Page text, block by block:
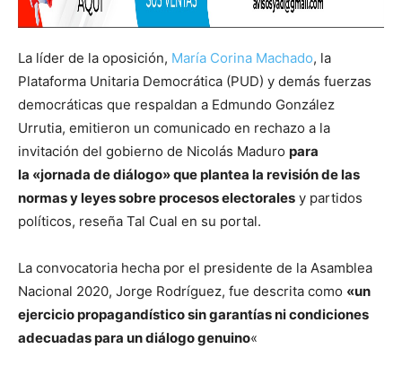
La líder de la oposición, María Corina Machado, la
Plataforma Unitaria Democrática (PUD) y demás fuerzas
democráticas que respaldan a Edmundo González
Urrutia, emitieron un comunicado en rechazo a la
invitación del gobierno de Nicolás Maduro para
la «jornada de diálogo» que plantea la revisión de las
normas y leyes sobre procesos electorales y partidos
políticos, reseña Tal Cual en su portal.
La convocatoria hecha por el presidente de la Asamblea
Nacional 2020, Jorge Rodríguez, fue descrita como «un
ejercicio propagandístico sin garantías ni condiciones
adecuadas para un diálogo genuino«